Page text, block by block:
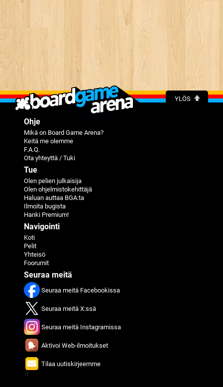
YLÖS
Ohje
Mikä on Board Game Arena?
Keitä me olemme
F.A.Q.
Ota yhteyttä / Tuki
Tue
Olen pelien julkaisija
Olen ohjelmistokehittäjä
Haluan auttaa BGA:ta
Ilmoita bugista
Hanki Premium!
Navigointi
Koti
Pelit
Yhteisö
Foorumit
Seuraa meitä
Seuraa meitä Facebookissa
Seuraa meitä X:ssä
Seuraa meitä Instagramissa
Aktivoi Web-ilmoitukset
Tilaa uutiskirjeemme
π